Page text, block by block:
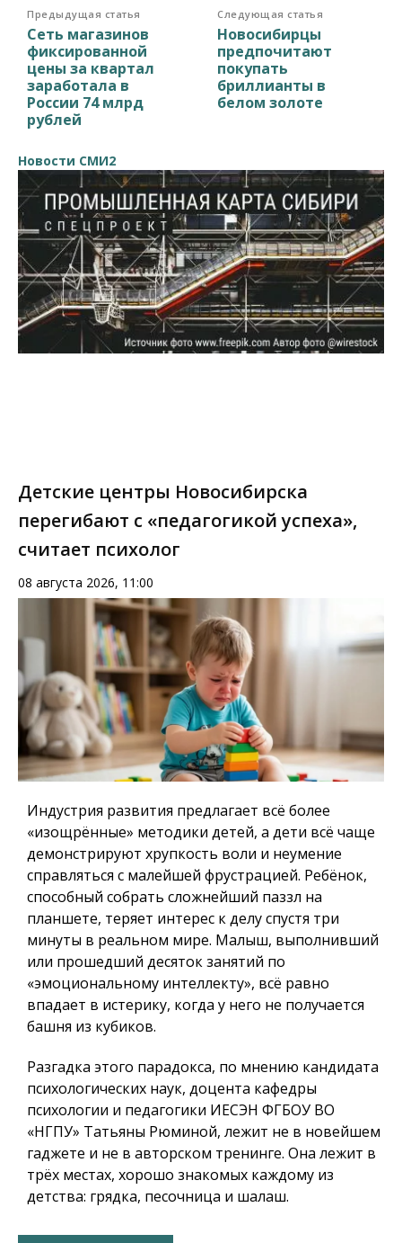
Предыдущая статья
Сеть магазинов
фиксированной
цены за квартал
заработала в
России 74 млрд
рублей
Следующая статья
Новосибирцы
предпочитают
покупать
бриллианты в
белом золоте
Новости СМИ2
Детские центры Новосибирска
перегибают с «педагогикой успеха»,
считает психолог
08 августа 2026, 11:00
Индустрия развития предлагает всё более
«изощрённые» методики детей, а дети всё чаще
демонстрируют хрупкость воли и неумение
справляться с малейшей фрустрацией. Ребёнок,
способный собрать сложнейший паззл на
планшете, теряет интерес к делу спустя три
минуты в реальном мире. Малыш, выполнивший
или прошедший десяток занятий по
«эмоциональному интеллекту», всё равно
впадает в истерику, когда у него не получается
башня из кубиков.
Разгадка этого парадокса, по мнению кандидата
психологических наук, доцента кафедры
психологии и педагогики ИЕСЭН ФГБОУ ВО
«НГПУ» Татьяны Рюминой, лежит не в новейшем
гаджете и не в авторском тренинге. Она лежит в
трёх местах, хорошо знакомых каждому из
детства: грядка, песочница и шалаш.